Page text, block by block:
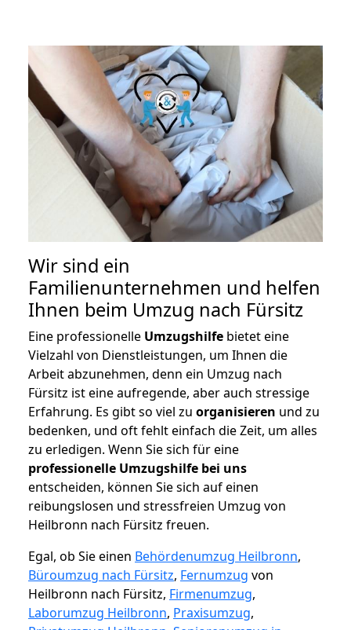
Wir sind ein
Familienunternehmen und helfen
Ihnen beim Umzug nach Fürsitz
Eine professionelle Umzugshilfe bietet eine
Vielzahl von Dienstleistungen, um Ihnen die
Arbeit abzunehmen, denn ein Umzug nach
Fürsitz ist eine aufregende, aber auch stressige
Erfahrung. Es gibt so viel zu organisieren und zu
bedenken, und oft fehlt einfach die Zeit, um alles
zu erledigen. Wenn Sie sich für eine
professionelle Umzugshilfe bei uns
entscheiden, können Sie sich auf einen
reibungslosen und stressfreien Umzug von
Heilbronn nach Fürsitz freuen.
Egal, ob Sie einen Behördenumzug Heilbronn,
Büroumzug nach Fürsitz, Fernumzug von
Heilbronn nach Fürsitz, Firmenumzug,
Laborumzug Heilbronn, Praxisumzug,